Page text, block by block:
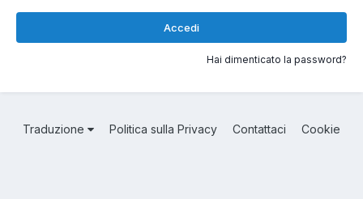
Accedi
Hai dimenticato la password?
Traduzione Politica sulla Privacy Contattaci Cookie